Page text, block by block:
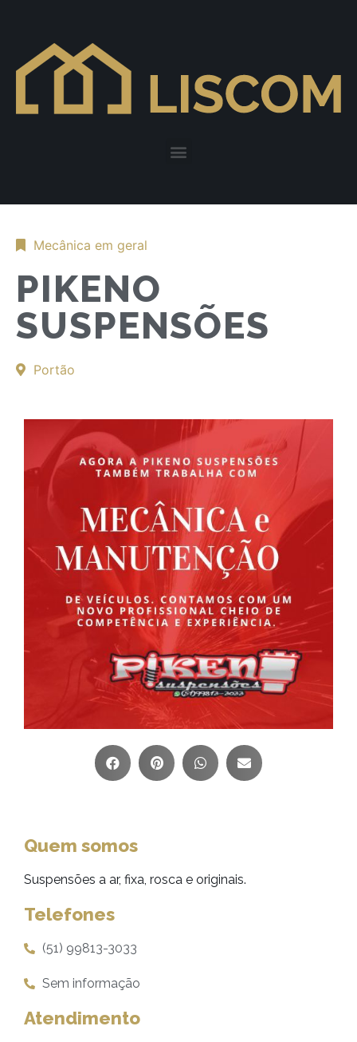
Mecânica em geral
PIKENO
SUSPENSÕES
Portão
Quem somos
Suspensões a ar, fixa, rosca e originais.
Telefones
(51) 99813-3033
Sem informação
Atendimento